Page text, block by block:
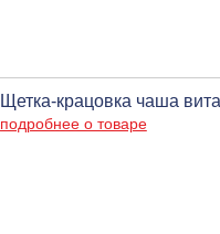
Щетка-крацовка чаша
подробнее о товаре